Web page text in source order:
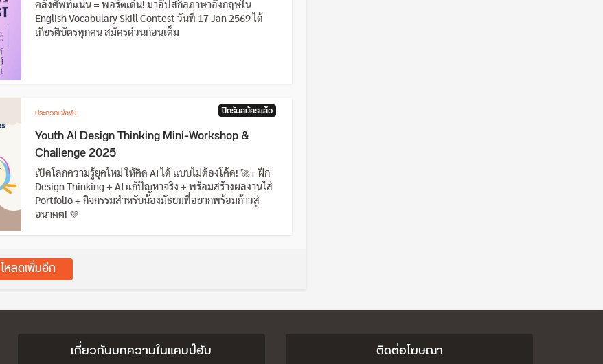
คลังศัพท์แน่น = พอร์ตเด่น! มาอัปสกิลภาษาอังกฤษใน
English Vocabulary Skill Contest วันที่ 17 Jan 2569 ได้
เกียรติบัตรทุกคน สมัครด่วนก่อนเต็ม
ประกวดแข่งขัน ปิดรับสมัครแล้ว
Youth AI Design Thinking Mini-Workshop &
Challenge 2025
เปิดโลกความรู้ยุคใหม่ ให้คิด AI ได้ แบบไม่ต้องโค้ด! 🚀+ ฝึก
Design Thinking + AI แก้ปัญหาจริง + พร้อมสร้างผลงานใส่
Portfolio + กิจกรรมสำหรับน้องมัธยมที่อยากพร้อมก้าวสู่
อนาคต! 💜
โหลดเพิ่มอีก
เกี่ยวกับบทความในแคมป์ฮับ ติดต่อโฆษณา